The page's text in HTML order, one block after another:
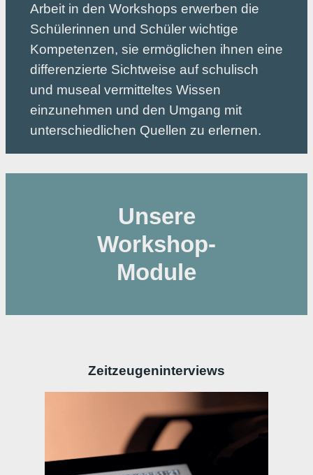
Arbeit in den Workshops erwerben die
Schülerinnen und Schüler wichtige
Kompetenzen, sie ermöglichen ihnen eine
differenzierte Sichtweise auf schulisch
und museal vermitteltes Wissen
einzunehmen und den Umgang mit
unterschiedlichen Quellen zu erlernen.
Unsere
Workshop-
Module
Zeitzeugeninterviews